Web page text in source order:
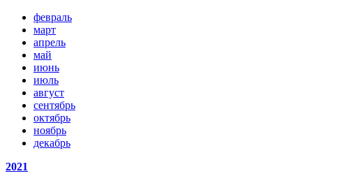
февраль
март
апрель
май
июнь
июль
август
сентябрь
октябрь
ноябрь
декабрь
2021